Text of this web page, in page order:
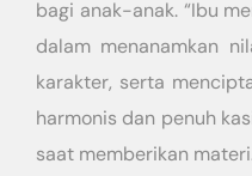
bagi anak-anak. “Ibu
dalam menanamkan
karakter, serta
harmonis dan penuh
saat memberikan